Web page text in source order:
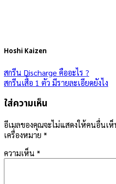
Hoshi Kaizen
สกรีน Discharge คืออะไร ?
สกรีนเสื้อ 1 ตัว มีรายละเอียดยังไง
ใส่ความเห็น
อีเมลของคุณจะไม่แสดงให้คนอื่นเ
เครื่องหมาย *
ความเห็น *